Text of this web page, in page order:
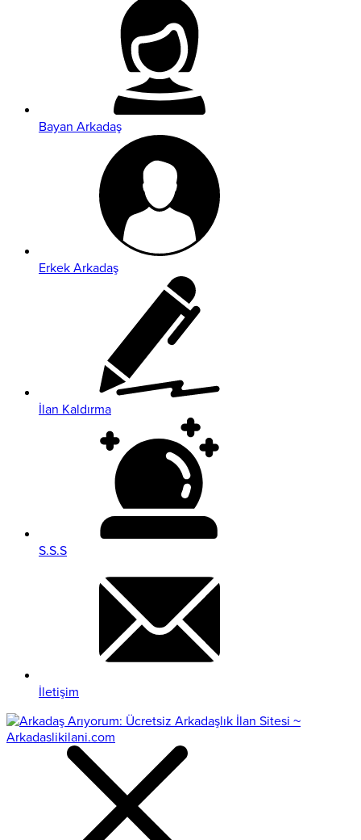
Bayan Arkadaş
Erkek Arkadaş
İlan Kaldırma
S.S.S
İletişim